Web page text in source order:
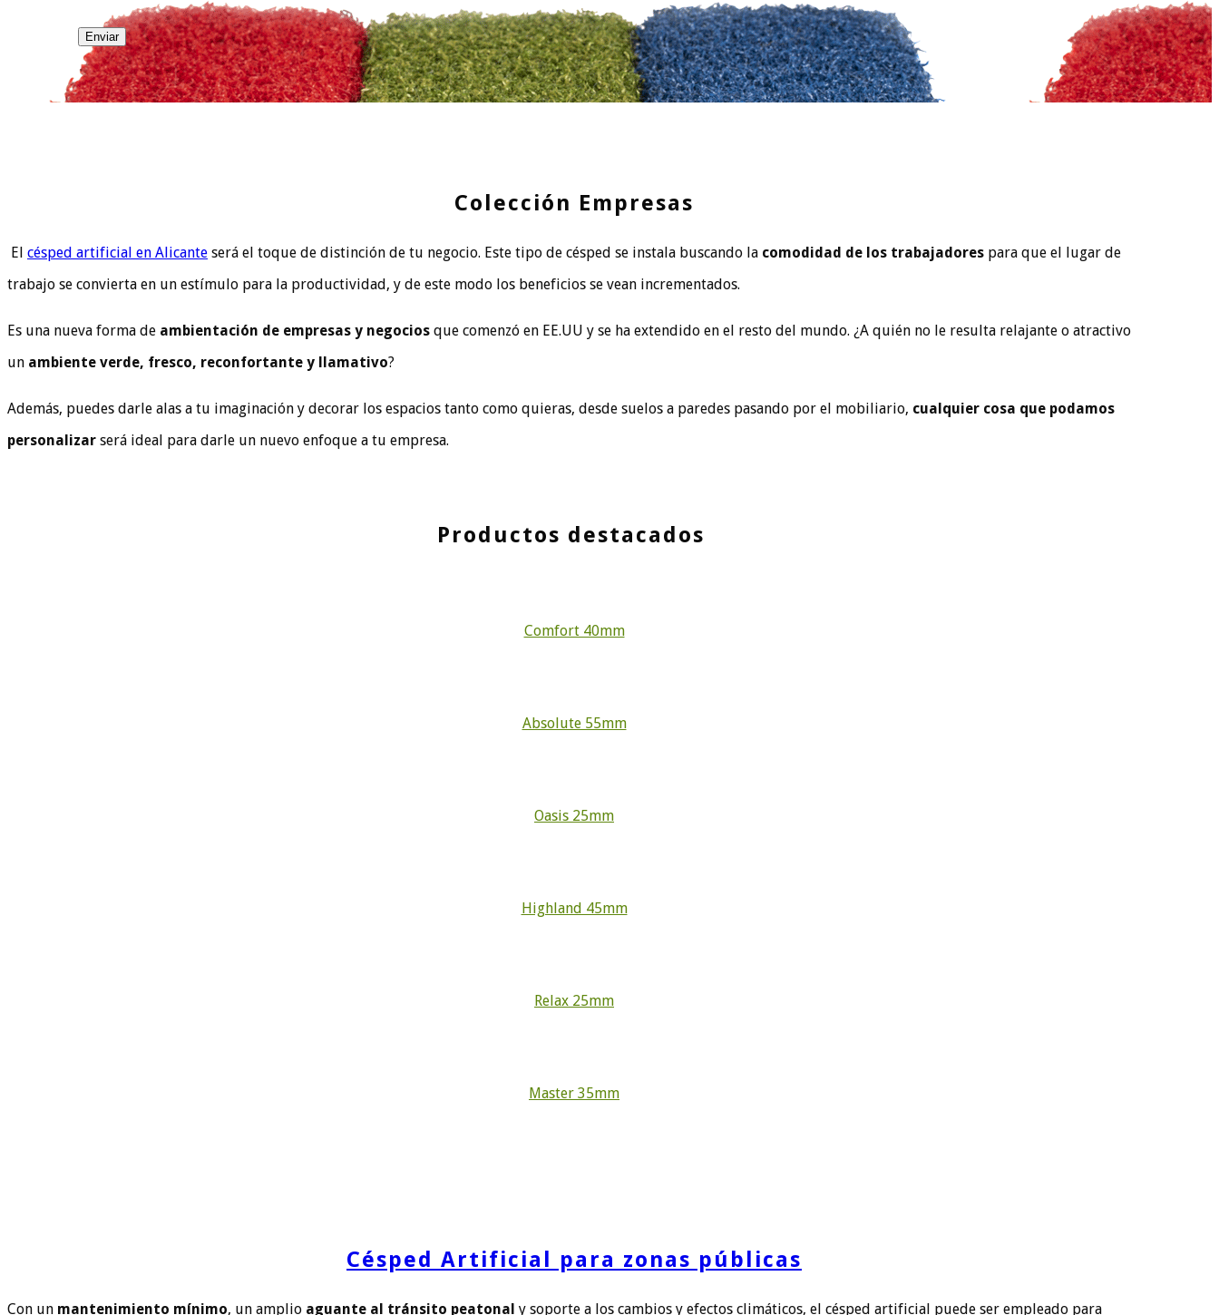
Enviar
Colección Empresas
El césped artificial en Alicante será el toque de distinción de tu negocio. Este tipo de césped se instala buscando la comodidad de los trabajadores para que el lugar de
trabajo se convierta en un estímulo para la productividad, y de este modo los beneficios se vean incrementados.
Es una nueva forma de ambientación de empresas y negocios que comenzó en EE.UU y se ha extendido en el resto del mundo. ¿A quién no le resulta relajante o atractivo
un ambiente verde, fresco, reconfortante y llamativo?
Además, puedes darle alas a tu imaginación y decorar los espacios tanto como quieras, desde suelos a paredes pasando por el mobiliario, cualquier cosa que podamos
personalizar será ideal para darle un nuevo enfoque a tu empresa.
Productos destacados
Comfort 40mm
Absolute 55mm
Oasis 25mm
Highland 45mm
Relax 25mm
Master 35mm
Césped Artificial para zonas públicas
Con un mantenimiento mínimo, un amplio aguante al tránsito peatonal y soporte a los cambios y efectos climáticos, el césped artificial puede ser empleado para